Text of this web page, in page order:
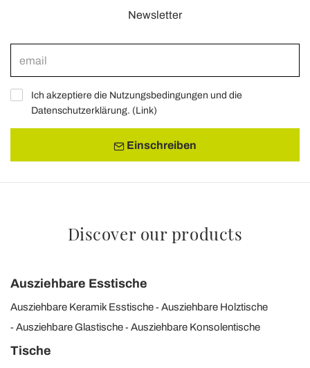
Newsletter
Ich akzeptiere die Nutzungsbedingungen und die
Datenschutzerklärung. (Link)
Einschreiben
Discover our products
Ausziehbare Esstische
Ausziehbare Keramik Esstische
Ausziehbare Holztische
Ausziehbare Glastische
Ausziehbare Konsolentische
Tische